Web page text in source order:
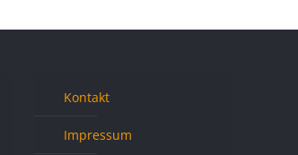
Kontakt
Impressum